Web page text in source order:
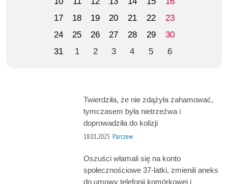
17
18 19 20 21 22
23
24
25 26 27 28 29
30
31
1 2 3 4 5 6
Twierdziła, że nie zdążyła zahamować,
tymczasem była nietrzeźwa i
doprowadziła do kolizji
18.01.2025 Parczew
Oszuści włamali się na konto
społecznościowe 37-latki, zmienili aneks
do umowy telefonii komórkowej i